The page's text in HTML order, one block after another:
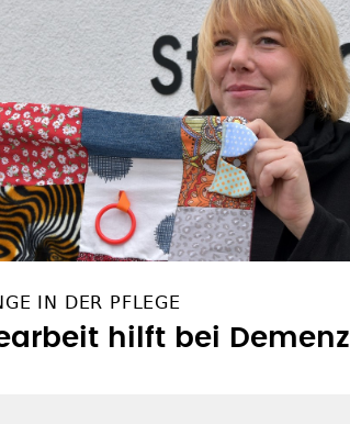
IN DER PFLEGE
hilft bei Demenz